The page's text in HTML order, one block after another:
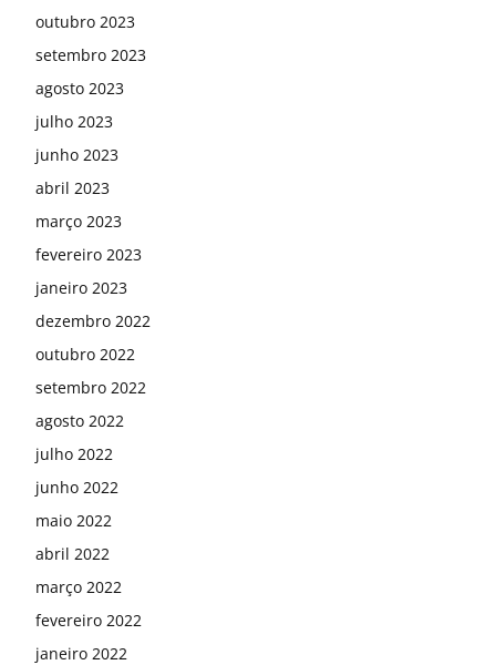
outubro 2023
setembro 2023
agosto 2023
julho 2023
junho 2023
abril 2023
março 2023
fevereiro 2023
janeiro 2023
dezembro 2022
outubro 2022
setembro 2022
agosto 2022
julho 2022
junho 2022
maio 2022
abril 2022
março 2022
fevereiro 2022
janeiro 2022